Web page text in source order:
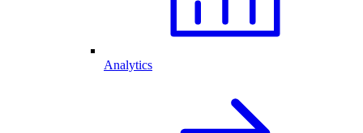
Analytics